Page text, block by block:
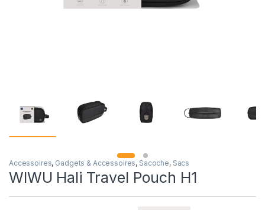
Accessoires, Gadgets & Accessoires, Sacoche, Sacs
WIWU Hali Travel Pouch H1